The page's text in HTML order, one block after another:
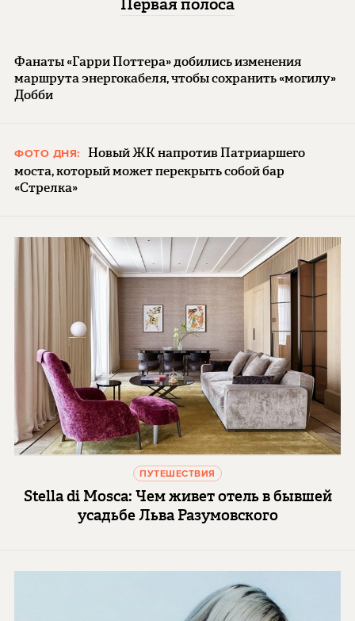
Фанаты «Гарри Поттера» добились изменения
маршрута энергокабеля, чтобы сохранить «могилу»
Добби
ФОТО ДНЯ:
Новый ЖК напротив Патриаршего
моста, который может перекрыть собой бар
«Стрелка»
ПУТЕШЕСТВИЯ
Stella di Mosca: Чем живет отель в бывшей
усадьбе Льва Разумовского